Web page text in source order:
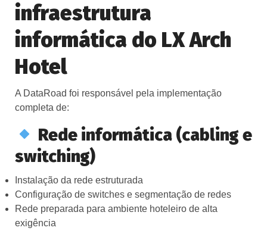
infraestrutura
informática do LX Arch
Hotel
A DataRoad foi responsável pela implementação
completa de:
Rede informática (cabling e
switching)
Instalação da rede estruturada
Configuração de switches e segmentação de redes
Rede preparada para ambiente hoteleiro de alta
exigência